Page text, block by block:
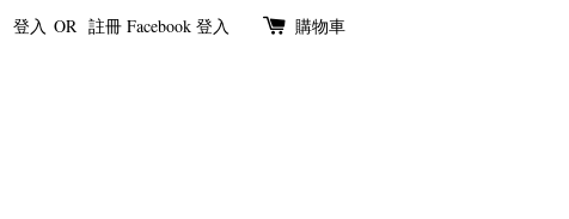
登入 OR 註冊 Facebook 登入 購物車